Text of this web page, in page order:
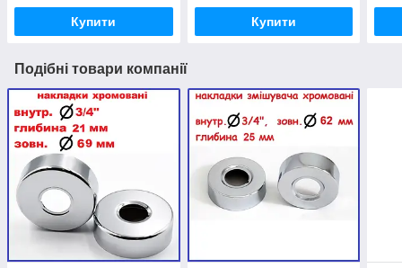
Купити Купити
Подібні товари компанії